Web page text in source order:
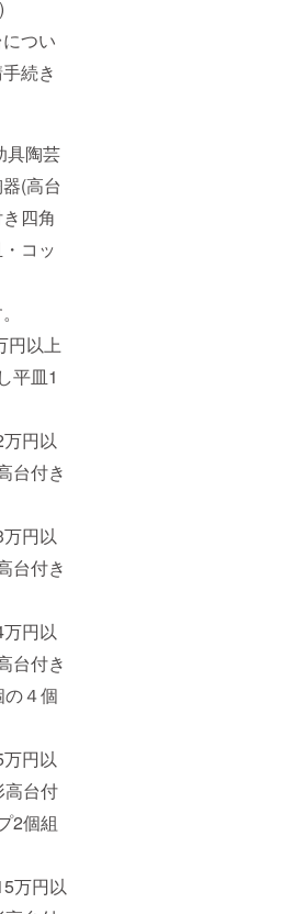
別)
つい
続き
陶芸
(高台
四角
コッ
以上
平皿1
円以
台付き
円以
台付き
円以
台付き
４個
円以
台付
2個組
円以